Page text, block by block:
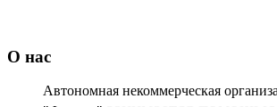
О нас
Автономная некоммерческая